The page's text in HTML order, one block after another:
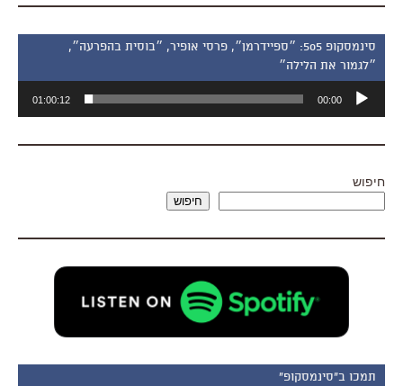
סינמסקופ 505: ״ספיידרמן״, פרסי אופיר, ״בוסית בהפרעה״,
״לגמור את הלילה״
אודיו
00:00
01:00:12
חיפוש
חיפוש
תמכו ב"סינמסקופ"